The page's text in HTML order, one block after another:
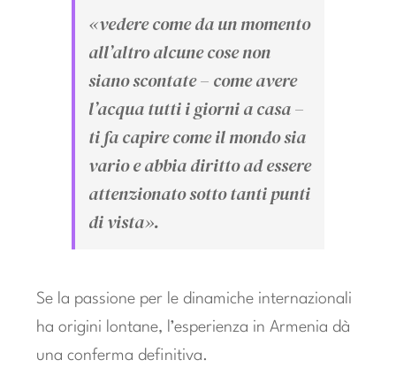
«vedere come da un momento
all’altro alcune cose non
siano scontate – come avere
l’acqua tutti i giorni a casa –
ti fa capire come il mondo sia
vario e abbia diritto ad essere
attenzionato sotto tanti punti
di vista».
Se la passione per le dinamiche internazionali
ha origini lontane, l’esperienza in Armenia dà
una conferma definitiva.